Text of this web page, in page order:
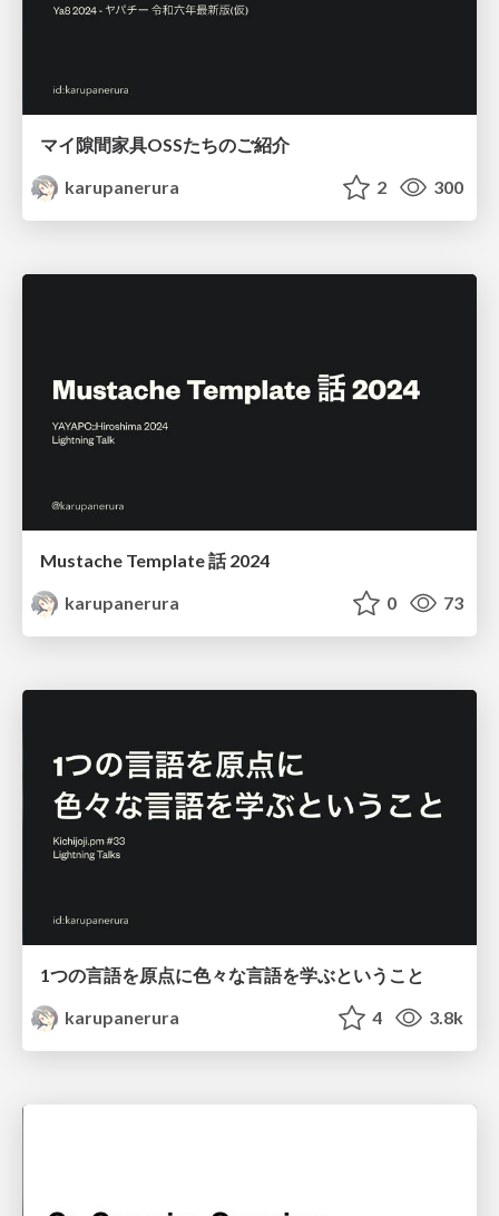
マイ隙間家具OSSたちのご紹介
karupanerura
2 300
Mustache Template 話 2024
karupanerura
0 73
1つの言語を原点に色々な言語を学ぶということ
karupanerura
4 3.8k